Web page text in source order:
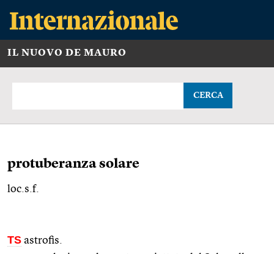
IL NUOVO DE MAURO
CERCA
protuberanza solare
loc.s.f.
TS astrofis.